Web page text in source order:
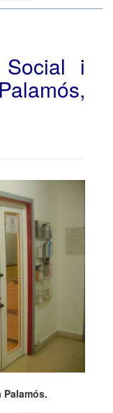
Social i